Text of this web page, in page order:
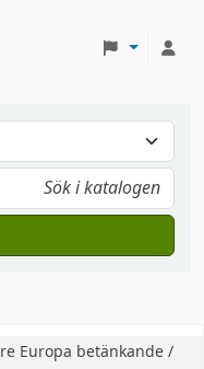
Europa betänkande /